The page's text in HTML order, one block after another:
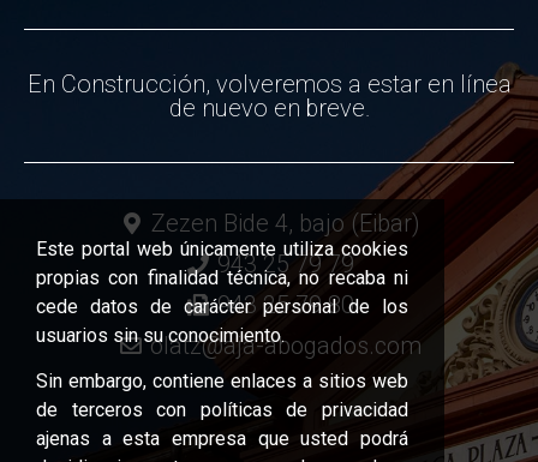
En Construcción, volveremos a estar en línea
de nuevo en breve.
Zezen Bide 4, bajo (Eibar)
943 25 79 79
943 25 79 80
olatz@aja-abogados.com
Este portal web únicamente utiliza cookies
propias con finalidad técnica, no recaba ni
cede datos de carácter personal de los
usuarios sin su conocimiento.
Sin embargo, contiene enlaces a sitios web
de terceros con políticas de privacidad
ajenas a esta empresa que usted podrá